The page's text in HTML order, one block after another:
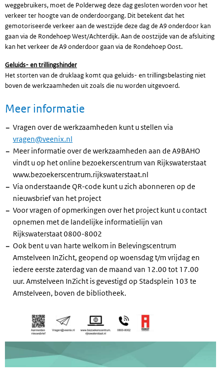
weggebruikers, moet de Polderweg deze dag gesloten worden voor het
verkeer ter hoogte van de onderdoorgang. Dit betekent dat het
gemotoriseerde verkeer aan de westzijde deze dag de A9 onderdoor kan
gaan via de Rondehoep West/Achterdijk. Aan de oostzijde van de afsluiting
kan het verkeer de A9 onderdoor gaan via de Rondehoep Oost.
Geluids- en trillingshinder
Het storten van de druklaag komt qua geluids- en trillingsbelasting niet
boven de werkzaamheden uit zoals die nu worden uitgevoerd.
Meer informatie
Vragen over de werkzaamheden kunt u stellen via
vragen@veenix.nl
Meer informatie over de werkzaamheden aan de A9BAHO
vindt u op het online bezoekerscentrum van Rijkswaterstaat
www.bezoekerscentrum.rijkswaterstaat.nl
Via onderstaande QR-code kunt u zich abonneren op de
nieuwsbrief van het project
Voor vragen of opmerkingen over het project kunt u contact
opnemen met de landelijke informatielijn van
Rijkswaterstaat 0800-8002
Ook bent u van harte welkom in Belevingscentrum
Amstelveen InZicht, geopend op woensdag t/m vrijdag en
iedere eerste zaterdag van de maand van 12.00 tot 17.00
uur. Amstelveen InZicht is gevestigd op Stadsplein 103 te
Amstelveen, boven de bibliotheek.